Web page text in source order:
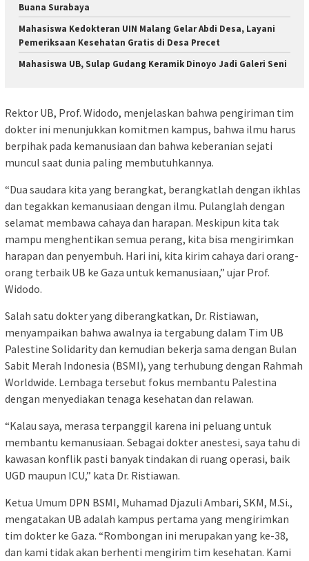
Buana Surabaya
Mahasiswa Kedokteran UIN Malang Gelar Abdi Desa, Layani
Pemeriksaan Kesehatan Gratis di Desa Precet
Mahasiswa UB, Sulap Gudang Keramik Dinoyo Jadi Galeri Seni
Rektor UB, Prof. Widodo, menjelaskan bahwa pengiriman tim
dokter ini menunjukkan komitmen kampus, bahwa ilmu harus
berpihak pada kemanusiaan dan bahwa keberanian sejati
muncul saat dunia paling membutuhkannya.
“Dua saudara kita yang berangkat, berangkatlah dengan ikhlas
dan tegakkan kemanusiaan dengan ilmu. Pulanglah dengan
selamat membawa cahaya dan harapan. Meskipun kita tak
mampu menghentikan semua perang, kita bisa mengirimkan
harapan dan penyembuh. Hari ini, kita kirim cahaya dari orang-
orang terbaik UB ke Gaza untuk kemanusiaan,” ujar Prof.
Widodo.
Salah satu dokter yang diberangkatkan, Dr. Ristiawan,
menyampaikan bahwa awalnya ia tergabung dalam Tim UB
Palestine Solidarity dan kemudian bekerja sama dengan Bulan
Sabit Merah Indonesia (BSMI), yang terhubung dengan Rahmah
Worldwide. Lembaga tersebut fokus membantu Palestina
dengan menyediakan tenaga kesehatan dan relawan.
“Kalau saya, merasa terpanggil karena ini peluang untuk
membantu kemanusiaan. Sebagai dokter anestesi, saya tahu di
kawasan konflik pasti banyak tindakan di ruang operasi, baik
UGD maupun ICU,” kata Dr. Ristiawan.
Ketua Umum DPN BSMI, Muhamad Djazuli Ambari, SKM, M.Si.,
mengatakan UB adalah kampus pertama yang mengirimkan
tim dokter ke Gaza. “Rombongan ini merupakan yang ke-38,
dan kami tidak akan berhenti mengirim tim kesehatan. Kami